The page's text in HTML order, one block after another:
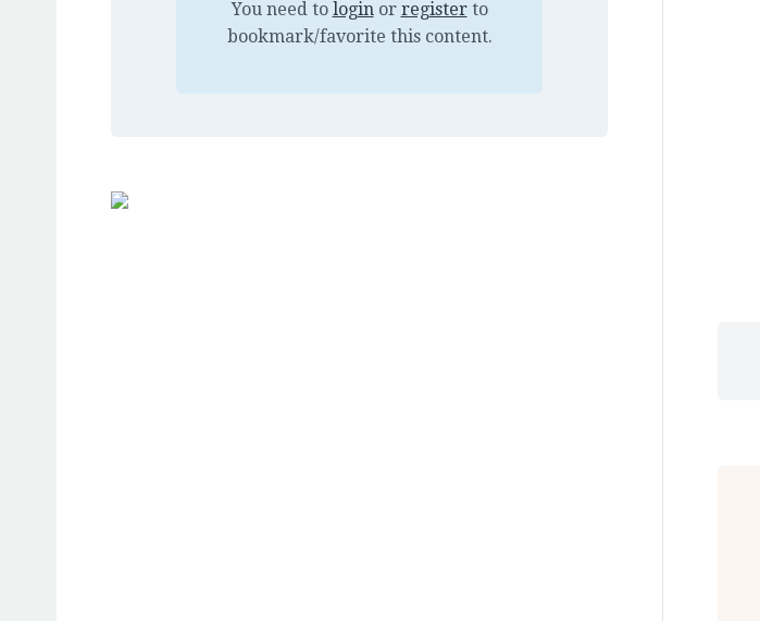
You need to login or registerto
bookmark/favorite this content.